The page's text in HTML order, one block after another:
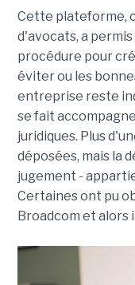
Cette plateforme,
d'avocats, a
procédure pour
éviter ou les
entreprise reste
se fait
juridiques. Plus
déposées, mais la
jugement -
Certaines ont pu
Broadcom et